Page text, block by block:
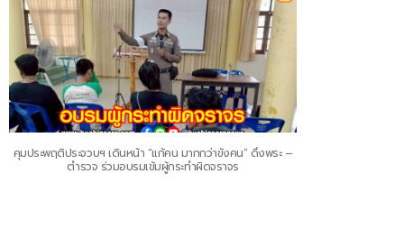
คุมประพฤติประจวบฯ เดินหน้า “แก้คน มากกว่าขังคน” ดึงพระ –
ตำรวจ ร่วมอบรมเข้มผู้กระทำผิดจราจร